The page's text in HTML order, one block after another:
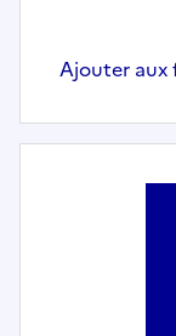
Ajouter aux